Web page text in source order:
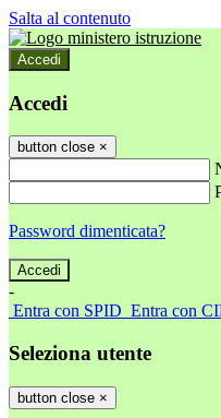
Salta al contenuto
Accedi
Accedi
button close ×
Password dimenticata?
-
Entra con SPID Entra con
Seleziona utente
button close ×